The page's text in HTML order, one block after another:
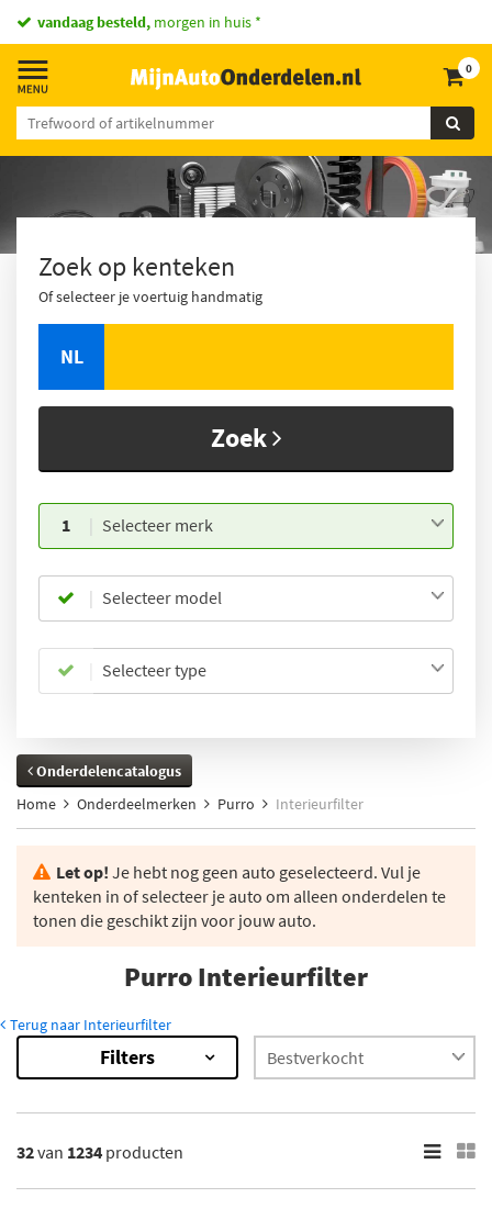
vandaag besteld, morgen in huis *
0
Zoek op kenteken
Of selecteer je voertuig handmatig
NL
Zoek
1 Selecteer merk
Selecteer model
Selecteer type
Onderdelencatalogus
Home
Onderdeelmerken Purro Interieurfilter
Let op! Je hebt nog geen auto geselecteerd. Vul je
kenteken in of selecteer je auto om alleen onderdelen te
tonen die geschikt zijn voor jouw auto.
Purro Interieurfilter
Terug naar Interieurfilter
Resultaten
×
Interieurfilter (1234)
Luchtfilter (6)
Filters
32van 1234 producten